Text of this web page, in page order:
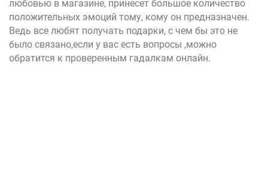
любовью в магазине, принесет большое количество
положительных эмоций тому, кому он предназначен.
Ведь все любят получать подарки, с чем бы это не
было связано,если у вас есть вопросы ,можно
обратится к проверенным гадалкам онлайн.